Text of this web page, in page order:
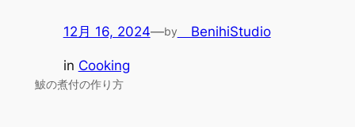
12月 16, 2024—by BenihiStudio
in Cooking
鮍の煮付の作り方